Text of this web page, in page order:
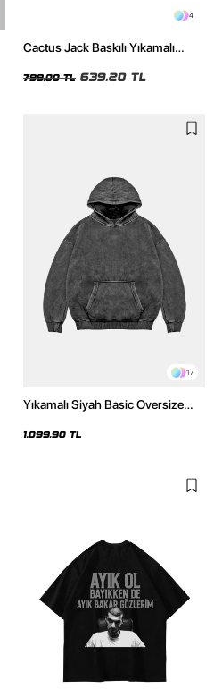
4
Cactus Jack Baskılı Yıkamalı
799,00 TL 639,20 TL
17
Yıkamalı Siyah Basic Oversize
1.099,90 TL